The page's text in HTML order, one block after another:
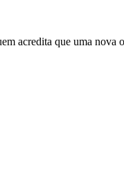
acredita que uma